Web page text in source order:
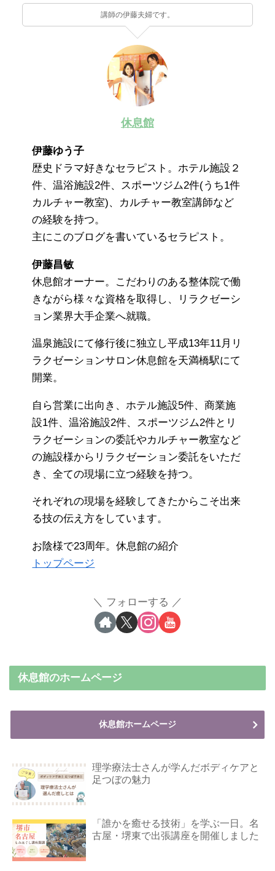
講師の伊藤夫婦です。
休息館
伊藤ゆう子
歴史ドラマ好きなセラピスト。ホテル施設２
件、温浴施設2件、スポーツジム2件(うち1件
カルチャー教室)、カルチャー教室講師など
の経験を持つ。
主にこのブログを書いているセラピスト。
伊藤昌敏
休息館オーナー。こだわりのある整体院で働
きながら様々な資格を取得し、リラクゼーシ
ョン業界大手企業へ就職。
温泉施設にて修行後に独立し平成13年11月リ
ラクゼーションサロン休息館を天満橋駅にて
開業。
自ら営業に出向き、ホテル施設5件、商業施
設1件、温浴施設2件、スポーツジム2件とリ
ラクゼーションの委託やカルチャー教室など
の施設様からリラクゼーション委託をいただ
き、全ての現場に立つ経験を持つ。
それぞれの現場を経験してきたからこそ出来
る技の伝え方をしています。
お陰様で23周年。休息館の紹介
トップページ
フォローする
休息館のホームページ
休息館ホームページ
理学療法士さんが学んだボディケアと
足つぼの魅力
「誰かを癒せる技術」を学ぶ一日。名
古屋・堺東で出張講座を開催しました